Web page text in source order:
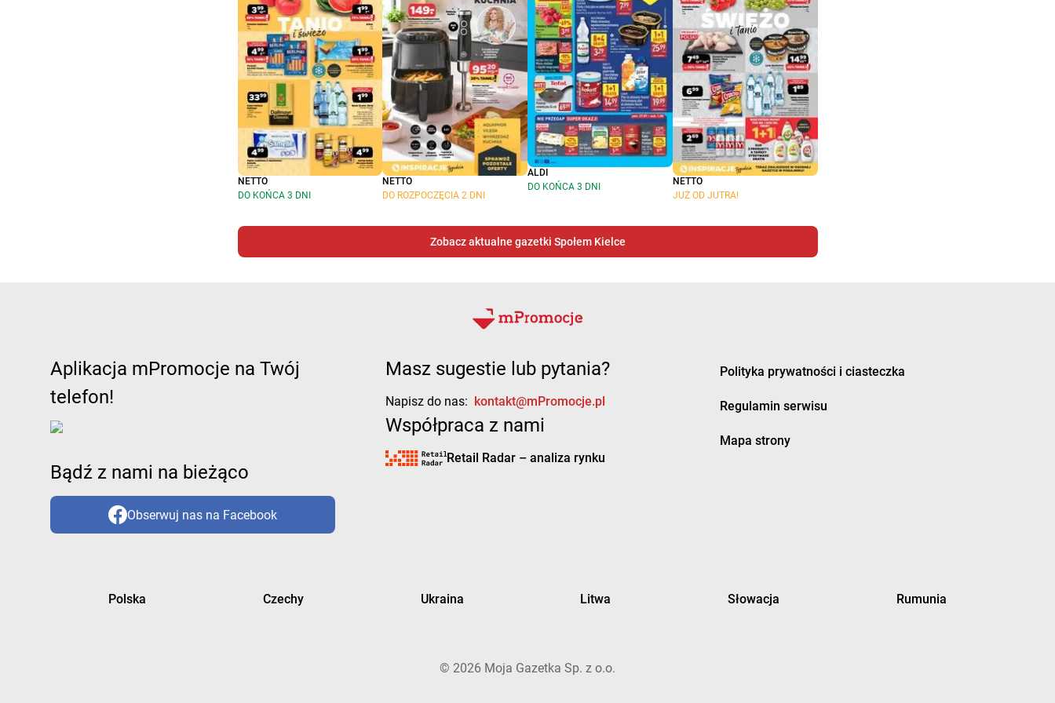
NETTO
DO KOŃCA 3 DNI
NETTO
DO ROZPOCZĘCIA 2 DNI
ALDI
DO KOŃCA 3 DNI
NETTO
JUŻ OD JUTRA!
Zobacz aktualne gazetki Społem Kielce
Aplikacja mPromocje na Twój
telefon!
Bądź z nami na bieżąco
Obserwuj nas na Facebook
Masz sugestie lub pytania?
Napisz do nas: kontakt@mPromocje.pl
Współpraca z nami
Retail Radar – analiza rynku
Polityka prywatności i ciasteczka
Regulamin serwisu
Mapa strony
Polska Czechy Ukraina Litwa Słowacja Rumunia
© 2026 Moja Gazetka Sp. z o.o.